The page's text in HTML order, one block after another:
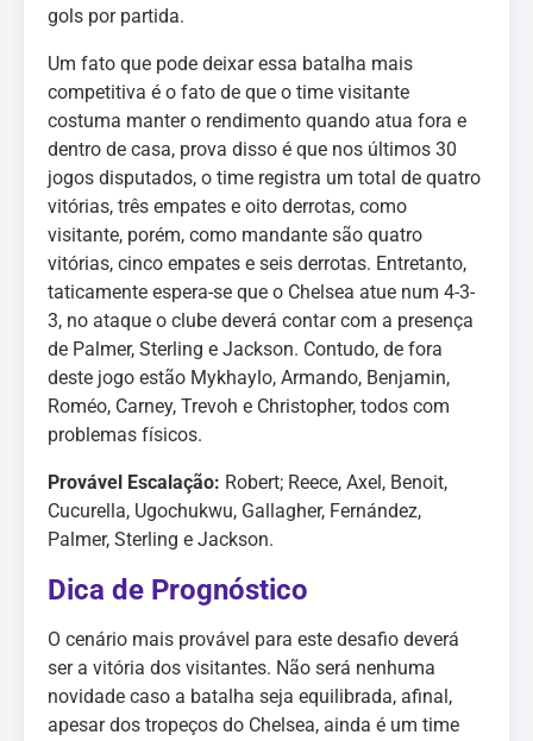
gols por partida.
Um fato que pode deixar essa batalha mais
competitiva é o fato de que o time visitante
costuma manter o rendimento quando atua fora e
dentro de casa, prova disso é que nos últimos 30
jogos disputados, o time registra um total de quatro
vitórias, três empates e oito derrotas, como
visitante, porém, como mandante são quatro
vitórias, cinco empates e seis derrotas. Entretanto,
taticamente espera-se que o Chelsea atue num 4-3-
3, no ataque o clube deverá contar com a presença
de Palmer, Sterling e Jackson. Contudo, de fora
deste jogo estão Mykhaylo, Armando, Benjamin,
Roméo, Carney, Trevoh e Christopher, todos com
problemas físicos.
Provável Escalação: Robert; Reece, Axel, Benoit,
Cucurella, Ugochukwu, Gallagher, Fernández,
Palmer, Sterling e Jackson.
Dica de Prognóstico
O cenário mais provável para este desafio deverá
ser a vitória dos visitantes. Não será nenhuma
novidade caso a batalha seja equilibrada, afinal,
apesar dos tropeços do Chelsea, ainda é um time